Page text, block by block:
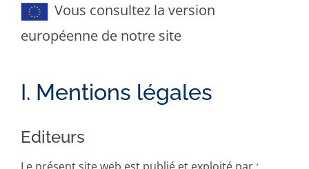
Vous consultez la version
européenne de notre site
I. Mentions légales
Editeurs